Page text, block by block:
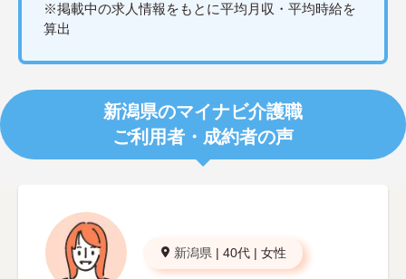
※掲載中の求人情報をもとに平均月収・平均時給を
算出
新潟県のマイナビ介護職
ご利用者・成約者の声
新潟県 | 40代 | 女性